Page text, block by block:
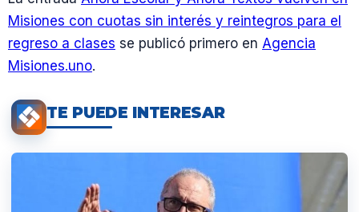
Misiones con cuotas sin interés y reintegros para el
regreso a clases se publicó primero en Agencia
Misiones.uno.
TE PUEDE INTERESAR